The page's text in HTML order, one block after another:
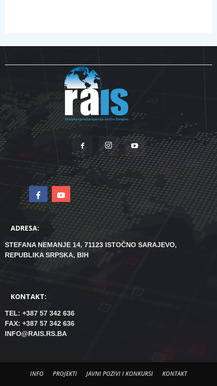
ADRESA:
STEFANA NEMANJE 14, 71123 ISTOČNO SARAJEVO,
REPUBLIKA SRPSKA, BIH
KONTAKT:
TEL: +387 57 342 636
FAX: +387 57 342 636
INFO@RAIS.RS.BA
INFO PROJEKTI JAVNI POZIVI I KONKURSI KONTAKT